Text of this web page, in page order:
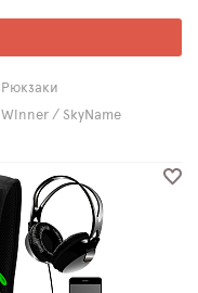
Рюкзаки
Winner / SkyName